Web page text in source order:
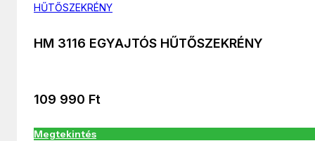
HŰTŐSZEKRÉNY
HM 3116 EGYAJTÓS HŰTŐSZEKRÉNY
109 990 Ft
Megtekintés